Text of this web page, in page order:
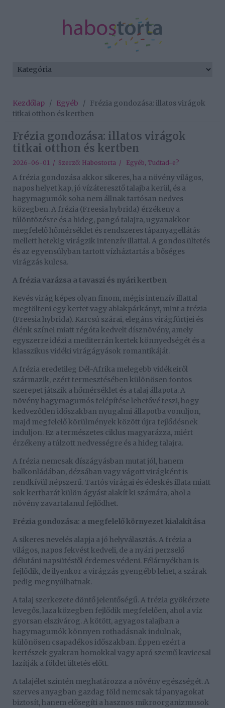
Kezdőlap / Egyéb / Frézia gondozása: illatos virágok
titkai otthon és kertben
Frézia gondozása: illatos virágok
titkai otthon és kertben
2026-06-01 / Szerző: Habostorta / Egyéb, Tudtad-e?
A frézia gondozása akkor sikeres, ha a növény világos,
napos helyet kap, jó vízáteresztő talajba kerül, és a
hagymagumók soha nem állnak tartósan nedves
közegben. A frézia (Freesia hybrida) érzékeny a
túlöntözésre és a hideg, pangó talajra, ugyanakkor
megfelelő hőmérséklet és rendszeres tápanyagellátás
mellett hetekig virágzik intenzív illattal. A gondos ültetés
és az egyensúlyban tartott vízháztartás a bőséges
virágzás kulcsa.
A frézia varázsa a tavaszi és nyári kertben
Kevés virág képes olyan finom, mégis intenzív illattal
megtölteni egy kertet vagy ablakpárkányt, mint a frézia
(Freesia hybrida). Karcsú szárai, elegáns virágfürtjei és
élénk színei miatt régóta kedvelt dísznövény, amely
egyszerre idézi a mediterrán kertek könnyedségét és a
klasszikus vidéki virágágyások romantikáját.
A frézia eredetileg Dél-Afrika melegebb vidékeiről
származik, ezért termesztésében különösen fontos
szerepet játszik a hőmérséklet és a talaj állapota. A
növény hagymagumós felépítése lehetővé teszi, hogy
kedvezőtlen időszakban nyugalmi állapotba vonuljon,
majd megfelelő körülmények között újra fejlődésnek
induljon. Ez a természetes ciklus magyarázza, miért
érzékeny a túlzott nedvességre és a hideg talajra.
A frézia nemcsak díszágyásban mutat jól, hanem
balkonládában, dézsában vagy vágott virágként is
rendkívül népszerű. Tartós virágai és édeskés illata miatt
sok kertbarát külön ágyást alakít ki számára, ahol a
növény zavartalanul fejlődhet.
Frézia gondozása: a megfelelő környezet kialakítása
A sikeres nevelés alapja a jó helyválasztás. A frézia a
világos, napos fekvést kedveli, de a nyári perzselő
délutáni napsütéstől érdemes védeni. Félárnyékban is
fejlődik, de ilyenkor a virágzás gyengébb lehet, a szárak
pedig megnyúlhatnak.
A talaj szerkezete döntő jelentőségű. A frézia gyökérzete
levegős, laza közegben fejlődik megfelelően, ahol a víz
gyorsan elszivárog. A kötött, agyagos talajban a
hagymagumók könnyen rothadásnak indulnak,
különösen csapadékos időszakban. Éppen ezért a
kertészek gyakran homokkal vagy apró szemű kaviccsal
lazítják a földet ültetés előtt.
A talajélet szintén meghatározza a növény egészségét. A
szerves anyagban gazdag föld nemcsak tápanyagokat
biztosít, hanem elősegíti a hasznos mikroorganizmusok